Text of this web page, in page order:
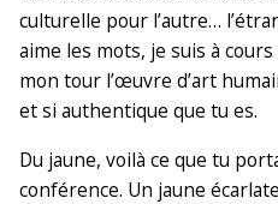
culturelle pour l’autre…
aime les mots, je suis à
mon tour l’œuvre d’art
et si authentique que tu es.
Du jaune, voilà ce que tu
conférence. Un jaune